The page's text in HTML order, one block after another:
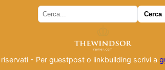
- Per guestpost o linkbuilding scrivi a